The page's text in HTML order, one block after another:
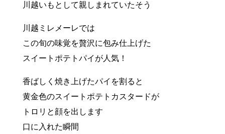
川越いもとして親しまれていたそう
川越ミレメーレでは
この旬の味覚を贅沢に包み仕上げた
スイートポテトパイが人気！
香ばしく焼き上げたパイを割ると
黄金色のスイートポテトカスタードが
トロリと顔を出します
口に入れた瞬間